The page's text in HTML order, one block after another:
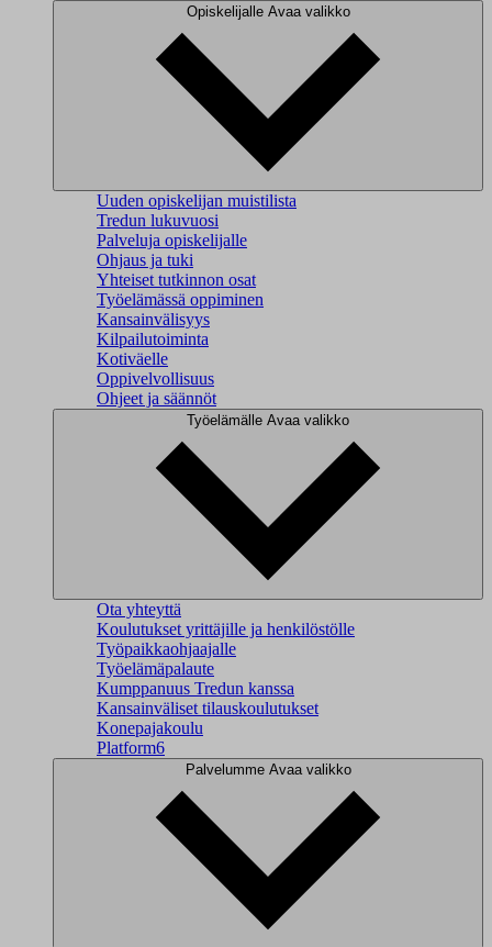
Opiskelijalle Avaa valikko
Uuden opiskelijan muistilista
Tredun lukuvuosi
Palveluja opiskelijalle
Ohjaus ja tuki
Yhteiset tutkinnon osat
Työelämässä oppiminen
Kansainvälisyys
Kilpailutoiminta
Kotiväelle
Oppivelvollisuus
Ohjeet ja säännöt
Työelämälle Avaa valikko
Ota yhteyttä
Koulutukset yrittäjille ja henkilöstölle
Työpaikkaohjaajalle
Työelämäpalaute
Kumppanuus Tredun kanssa
Kansainväliset tilauskoulutukset
Konepajakoulu
Platform6
Palvelumme Avaa valikko